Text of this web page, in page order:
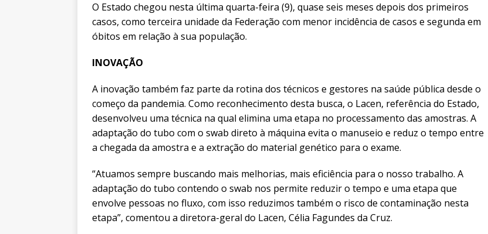
O Estado chegou nesta última quarta-feira (9), quase seis meses depois dos primeiros
casos, como terceira unidade da Federação com menor incidência de casos e segunda em
óbitos em relação à sua população.
INOVAÇÃO
A inovação também faz parte da rotina dos técnicos e gestores na saúde pública desde o
começo da pandemia. Como reconhecimento desta busca, o Lacen, referência do Estado,
desenvolveu uma técnica na qual elimina uma etapa no processamento das amostras. A
adaptação do tubo com o swab direto à máquina evita o manuseio e reduz o tempo entre
a chegada da amostra e a extração do material genético para o exame.
“Atuamos sempre buscando mais melhorias, mais eficiência para o nosso trabalho. A
adaptação do tubo contendo o swab nos permite reduzir o tempo e uma etapa que
envolve pessoas no fluxo, com isso reduzimos também o risco de contaminação nesta
etapa”, comentou a diretora-geral do Lacen, Célia Fagundes da Cruz.